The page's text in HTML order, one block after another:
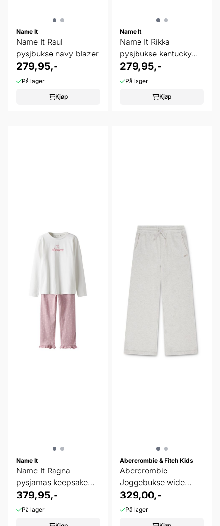
Name It
Name It Raul
pysjbukse navy blazer
279,95,-
På lager
Kjøp
Name It
Name It Rikka
pysjbukse kentucky
blue
279,95,-
På lager
Kjøp
Name It
Name It Ragna
pysjamas keepsake
lilac
379,95,-
På lager
Abercrombie & Fitch Kids
Abercrombie
Joggebukse wide
oatmeal heather
329,00,-
På lager